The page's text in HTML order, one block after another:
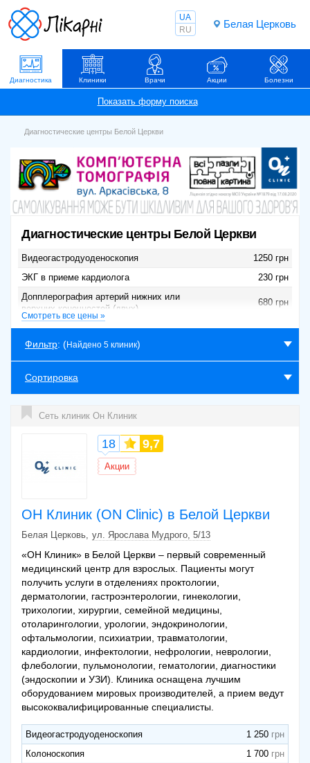
Белая Церковь
UA
RU
Диагностика Клиники Врачи Акции Болезни
Диагностические центры Белой Церкви
Диагностические центры Белой Церкви
Видеогастродуоденоскопия
1250 грн
ЭКГ в приеме кардиолога
230 грн
Допплерография артерий нижних или
верхних конечностей (двух)
680 грн
Доплерография сосудов шеи 650 грн
Смотреть все цены »
Фильтр: (Найдено 5 клиник)
Сортировка
Cеть клиник Он Клиник
ОН Клиник (ON Clinic) в Белой Церкви
18 9,7
Акции
Белая Церковь ул. Ярослава Мудрого, 5/13
«ОН Клиник» в Белой Церкви – первый современный
медицинский центр для взрослых. Пациенты могут
получить услуги в отделениях проктологии,
дерматологии, гастроэнтерологии, гинекологии,
трихологии, хирургии, семейной медицины,
отоларингологии, урологии, эндокринологии,
офтальмологии, психиатрии, травматологии,
кардиологии, инфектологии, нефрологии, неврологии,
флебологии, пульмонологии, гематологии, диагностики
(эндоскопии и УЗИ). Клиника оснащена лучшим
оборудованием мировых производителей, а прием ведут
высококвалифицированные специалисты.
Видеогастродуоденоскопия
1 250
Колоноскопия
1 700